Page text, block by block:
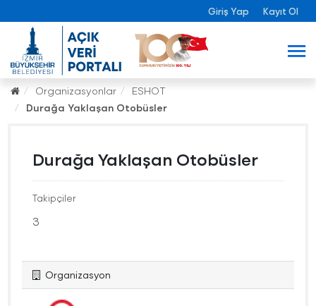
Giriş Yap Kayıt Ol
Organizasyonlar
ESHOT
Durağa Yaklaşan Otobüsler
Durağa Yaklaşan Otobüsler
Takipçiler
3
Organizasyon